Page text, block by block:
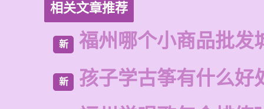
相关文章推荐
新 福州哪个小商品批发
新
孩子学古筝有什么好